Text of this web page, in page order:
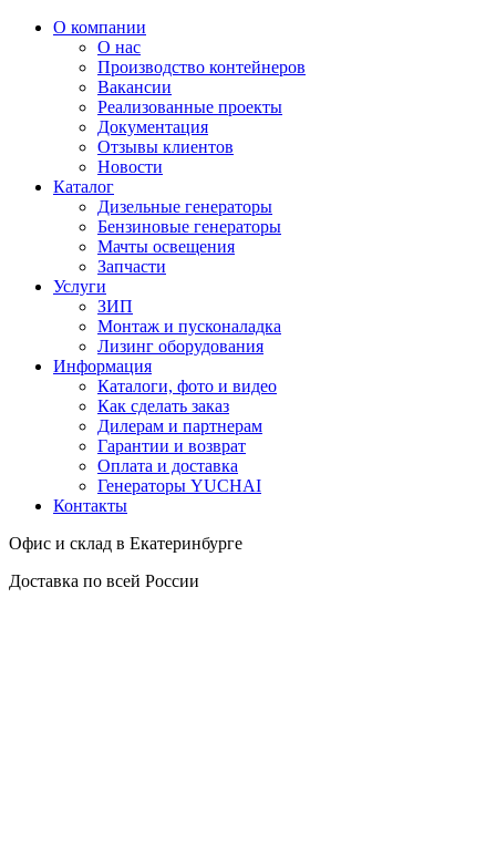
О компании
О нас
Производство контейнеров
Вакансии
Реализованные проекты
Документация
Отзывы клиентов
Новости
Каталог
Дизельные генераторы
Бензиновые генераторы
Мачты освещения
Запчасти
Услуги
ЗИП
Монтаж и пусконаладка
Лизинг оборудования
Информация
Каталоги, фото и видео
Как сделать заказ
Дилерам и партнерам
Гарантии и возврат
Оплата и доставка
Генераторы YUCHAI
Контакты
Офис и склад в Екатеринбурге
Доставка по всей России